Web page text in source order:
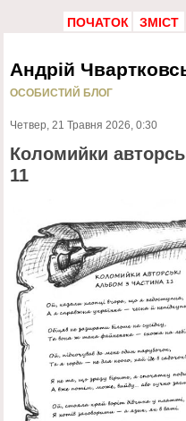
ПОЧАТОК ЗМІСТ
Андрій
ОСОБИСТИЙ БЛОГ
Коломийки
11
Четвер, 21 Травня 2026, 0:30